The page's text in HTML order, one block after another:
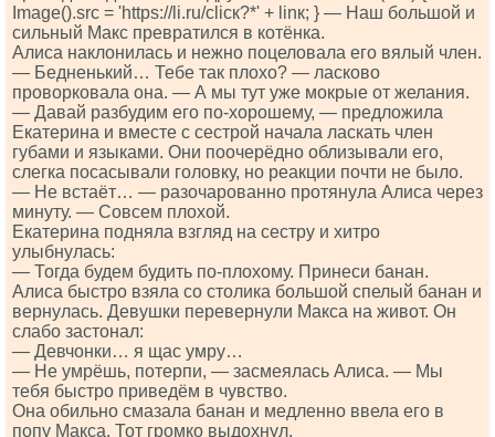
Imаgе().srс = 'httрs://li.ru/сliск?*' + linк; } — Наш большой и
сильный Макс превратился в котёнка.
Алиса наклонилась и нежно поцеловала его вялый член.
— Бедненький… Тебе так плохо? — ласково
проворковала она. — А мы тут уже мокрые от желания.
— Давай разбудим его по-хорошему, — предложила
Екатерина и вместе с сестрой начала ласкать член
губами и языками. Они поочерёдно облизывали его,
слегка посасывали головку, но реакции почти не было.
— Не встаёт… — разочарованно протянула Алиса через
минуту. — Совсем плохой.
Екатерина подняла взгляд на сестру и хитро
улыбнулась:
— Тогда будем будить по-плохому. Принеси банан.
Алиса быстро взяла со столика большой спелый банан и
вернулась. Девушки перевернули Макса на живот. Он
слабо застонал:
— Девчонки… я щас умру…
— Не умрёшь, потерпи, — засмеялась Алиса. — Мы
тебя быстро приведём в чувство.
Она обильно смазала банан и медленно ввела его в
попу Макса. Тот громко выдохнул.